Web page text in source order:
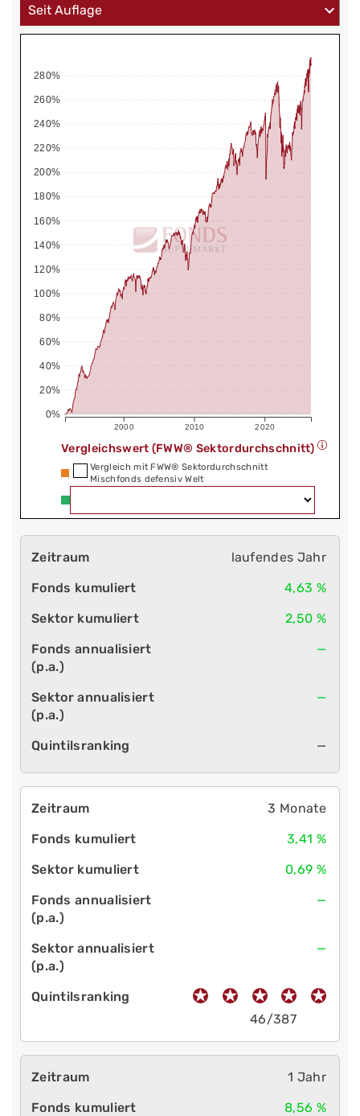
2000 2010 2020
0%
20%
40%
60%
80%
100%
120%
140%
160%
180%
200%
220%
240%
260%
280%
Vergleichswert (FWW® Sektordurchschnitt)
Vergleich mit FWW® Sektordurchschnitt
Mischfonds defensiv Welt
laufendes Jahr
4,63 %
2,50 %
—
—
—
3 Monate
3,41 %
0,69 %
—
—
46/387
1 Jahr
8,56 %